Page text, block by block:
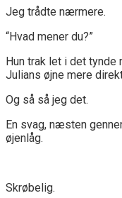
Jeg trådte nærmere.
“Hvad mener du?”
Hun trak let i det
Julians øjne mere
Og så så jeg det.
En svag, næsten
øjenlåg.
Skrøbelig.